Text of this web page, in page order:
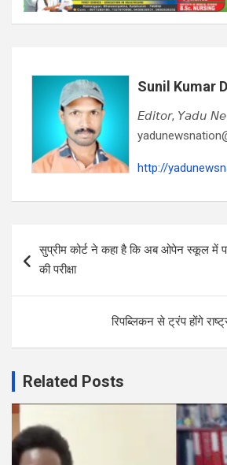
Sunil Kumar
𝘌𝘥𝘪𝘵𝘰𝘳, 𝘠𝘢𝘥𝘶
http://
navigation
सुप्रीम कोर्ट ने कहा है कि अब ओपेन स्कूल में
की परीक्षा
रिपब्लिकन से ट्रंप होंगे
Related Posts